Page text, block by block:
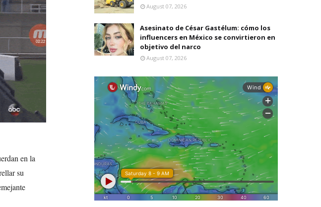
en la
su
August 07, 2026
Asesinato de César Gastélum: cómo los
influencers en México se convirtieron en
objetivo del narco
August 07, 2026